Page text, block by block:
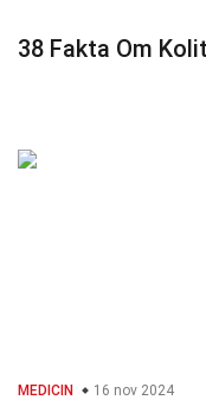
38 Fakta Om
MEDICIN 16 nov 2024